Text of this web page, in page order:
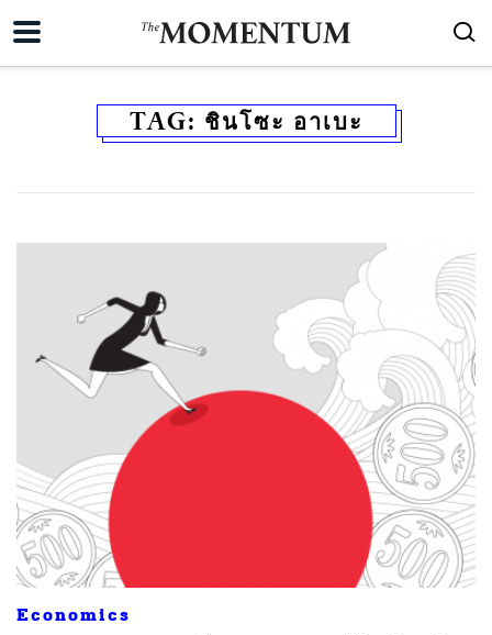
TAG: ชินโซะ อาเบะ
Economics